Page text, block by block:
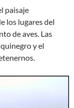
paisaje
los lugares del
de aves. Las
y el